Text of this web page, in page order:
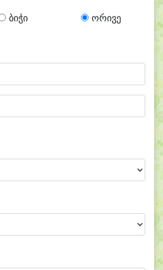
ბიჭი ორივე